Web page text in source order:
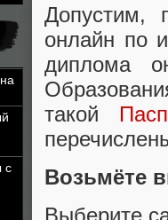
с
Допустим,
онлайн по
диплома
такой
Возьмёте